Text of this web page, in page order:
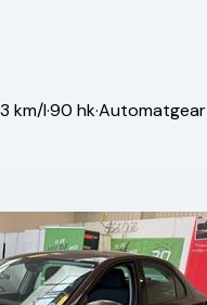
km/l·90 hk·Automatgear